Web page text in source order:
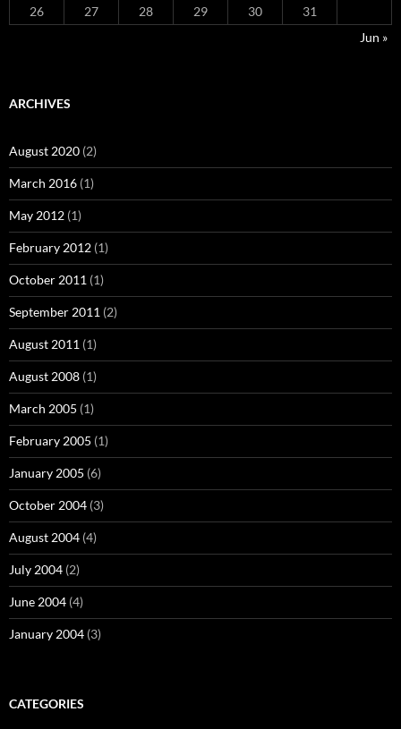
26
27 28 29 30
31
Jun »
ARCHIVES
August 2020 (2)
March 2016 (1)
May 2012 (1)
February 2012 (1)
October 2011 (1)
September 2011 (2)
August 2011 (1)
August 2008 (1)
March 2005 (1)
February 2005 (1)
January 2005 (6)
October 2004 (3)
August 2004 (4)
July 2004 (2)
June 2004 (4)
January 2004 (3)
CATEGORIES